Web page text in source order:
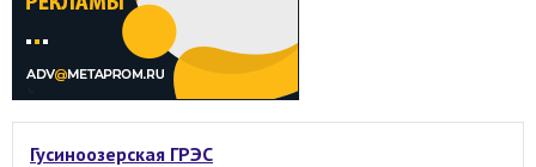
Гусиноозерская ГРЭС